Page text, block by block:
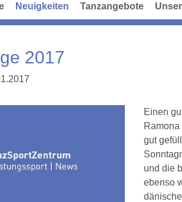
Neuigkeiten Tanzangebote
2017
Einen
gut
und die
ebenso